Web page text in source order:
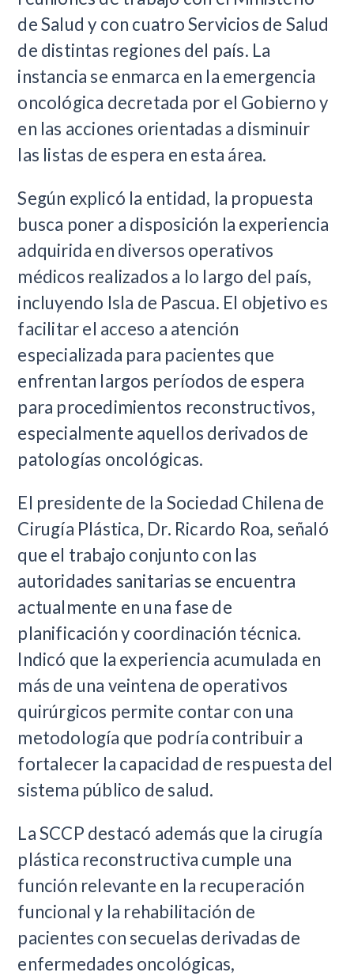
de Salud y con cuatro Servicios de Salud
de distintas regiones del país. La
instancia se enmarca en la emergencia
oncológica decretada por el Gobierno y
en las acciones orientadas a disminuir
las listas de espera en esta área.
Según explicó la entidad, la propuesta
busca poner a disposición la experiencia
adquirida en diversos operativos
médicos realizados a lo largo del país,
incluyendo Isla de Pascua. El objetivo es
facilitar el acceso a atención
especializada para pacientes que
enfrentan largos períodos de espera
para procedimientos reconstructivos,
especialmente aquellos derivados de
patologías oncológicas.
El presidente de la Sociedad Chilena de
Cirugía Plástica, Dr. Ricardo Roa, señaló
que el trabajo conjunto con las
autoridades sanitarias se encuentra
actualmente en una fase de
planificación y coordinación técnica.
Indicó que la experiencia acumulada en
más de una veintena de operativos
quirúrgicos permite contar con una
metodología que podría contribuir a
fortalecer la capacidad de respuesta del
sistema público de salud.
La SCCP destacó además que la cirugía
plástica reconstructiva cumple una
función relevante en la recuperación
funcional y la rehabilitación de
pacientes con secuelas derivadas de
enfermedades oncológicas,